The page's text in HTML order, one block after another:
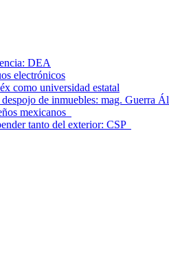
DEA
electrónicos
como universidad estatal
de inmuebles: mag. Guerra
mexicanos
tanto del exterior: CSP